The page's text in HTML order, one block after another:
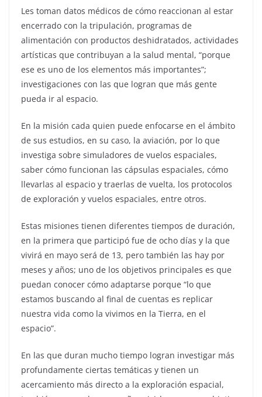
Les toman datos médicos de cómo reaccionan al estar
encerrado con la tripulación, programas de
alimentación con productos deshidratados, actividades
artísticas que contribuyan a la salud mental, “porque
ese es uno de los elementos más importantes”;
investigaciones con las que logran que más gente
pueda ir al espacio.
En la misión cada quien puede enfocarse en el ámbito
de sus estudios, en su caso, la aviación, por lo que
investiga sobre simuladores de vuelos espaciales,
saber cómo funcionan las cápsulas espaciales, cómo
llevarlas al espacio y traerlas de vuelta, los protocolos
de exploración y vuelos espaciales, entre otros.
Estas misiones tienen diferentes tiempos de duración,
en la primera que participó fue de ocho días y la que
vivirá en mayo será de 13, pero también las hay por
meses y años; uno de los objetivos principales es que
puedan conocer cómo adaptarse porque “lo que
estamos buscando al final de cuentas es replicar
nuestra vida como la vivimos en la Tierra, en el
espacio”.
En las que duran mucho tiempo logran investigar más
profundamente ciertas temáticas y tienen un
acercamiento más directo a la exploración espacial,